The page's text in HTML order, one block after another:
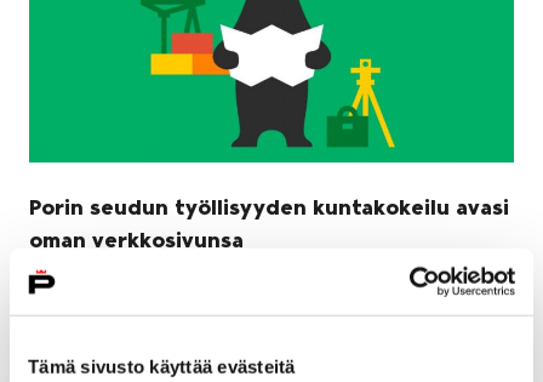
Tämä sivusto käyttää evästeitä
Porin seudun työllisyyden kuntakokeilu avasi
oman verkkosivunsa
verkkosivu palvelemassa maaliskuussa 2021 alkavan